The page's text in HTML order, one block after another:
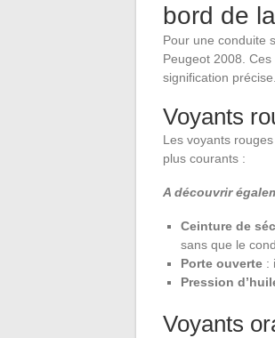
bord de
Pour une conduite
Peugeot 2008.
signification précise.
Voyants
Les voyants
plus courants :
A découvrir
Ceinture de
sans que le
Porte ouverte :
Pression
Voyants